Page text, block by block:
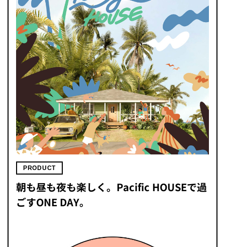
PRODUCT
朝も昼も夜も楽しく。Pacific HOUSEで過
ごすONE DAY。